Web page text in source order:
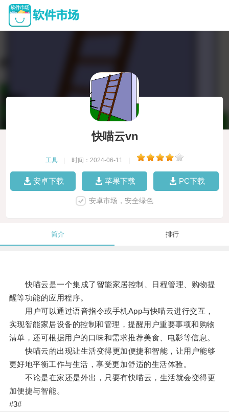
快喵云vn
工具 时间：2024-06-11
安卓下载 苹果下载 PC下载
安卓市场，安全绿色
简介 排行
快喵云是一个集成了智能家居控制、日程管理、购物提
醒等功能的应用程序。
用户可以通过语音指令或手机App与快喵云进行交互，
实现智能家居设备的控制和管理，提醒用户重要事项和购物
清单，还可根据用户的口味和需求推荐美食、电影等信息。
快喵云的出现让生活变得更加便捷和智能，让用户能够
更好地平衡工作与生活，享受更加舒适的生活体验。
不论是在家还是外出，只要有快喵云，生活就会变得更
加便捷与智能。
#3#